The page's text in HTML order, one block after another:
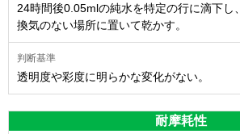
24時間後0.05mlの純水を特定の行に滴下し、
換気のない場所に置いて乾かす。
透明度や彩度に明らかな変化がない。
耐摩耗性